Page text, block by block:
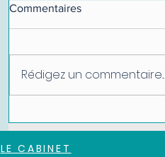
Commentaires
Rédigez un commentaire...
LE CABINET